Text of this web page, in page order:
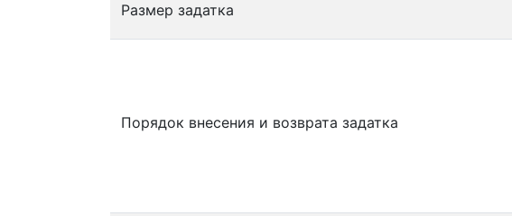
Размер задатка
Порядок внесения и возврата задатка